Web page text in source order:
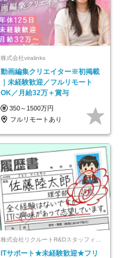
株式会社viralinks
動画編集クリエイター※初掲載
｜未経験歓迎／フルリモート
OK／月給32万＋賞与
350～1500万円
フルリモートあり
ITサポート★未経験歓迎★フリ